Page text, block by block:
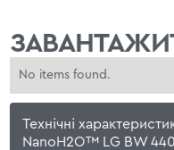
No items found.
Технічні
NanoH2O™ LG BW